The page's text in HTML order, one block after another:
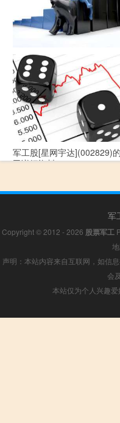
军工股[--](002335)的公司详
资料
军工股[星网宇达](002829)
司详细资料
军
Copyright © 2012 - 2026 股票军工
声明：本站内容来自互联网，如信
会
本站仅为个人兴趣